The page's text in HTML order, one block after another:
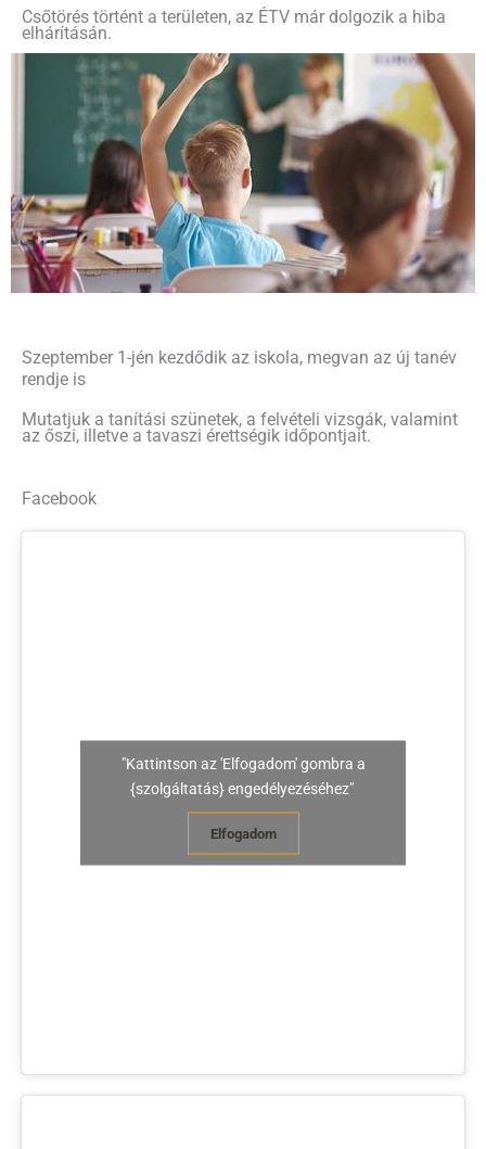
Csőtörés történt a területen, az ÉTV már dolgozik a hiba
elhárításán.
Szeptember 1-jén kezdődik az iskola, megvan az új tanév
rendje is
Mutatjuk a tanítási szünetek, a felvételi vizsgák, valamint
az őszi, illetve a tavaszi érettségik időpontjait.
Facebook
"Kattintson az 'Elfogadom' gombra a
{szolgáltatás} engedélyezéséhez"
Elfogadom